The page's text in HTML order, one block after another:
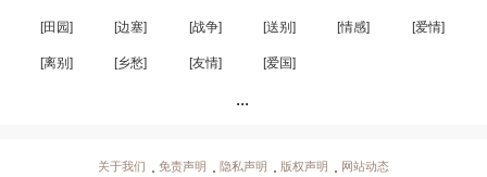
[田园] [边塞] [战争] [送别] [情感] [爱情]
[离别] [乡愁] [友情] [爱国]
...
关于我们 免责声明 隐私声明 版权声明 网站动态